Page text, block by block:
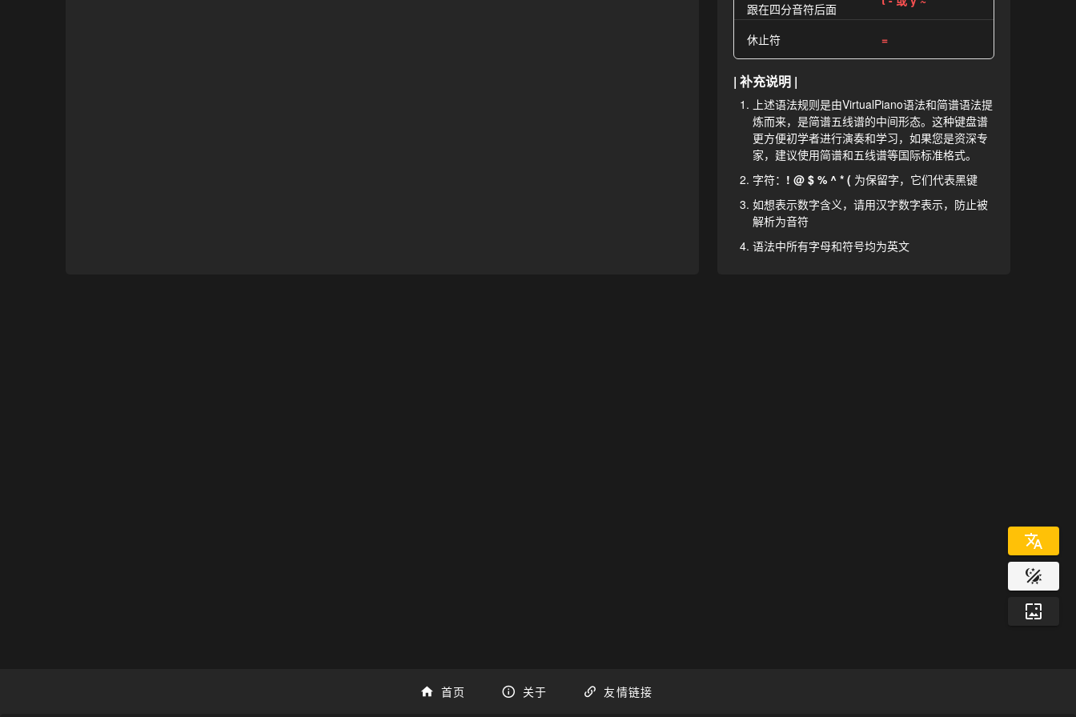
跟在四分音符后面
休止符 =
| 补充说明 |
上述语法规则是由VirtualPiano语法和简谱语法提
炼而来，是简谱五线谱的中间形态。这种键盘谱
更方便初学者进行演奏和学习，如果您是资深专
家，建议使用简谱和五线谱等国际标准格式。
字符： ! @ $ % ^ * ( 为保留字，它们代表黑键
如想表示数字含义，请用汉字数字表示，防止被
解析为音符
语法中所有字母和符号均为英文
首页 关于 友情链接